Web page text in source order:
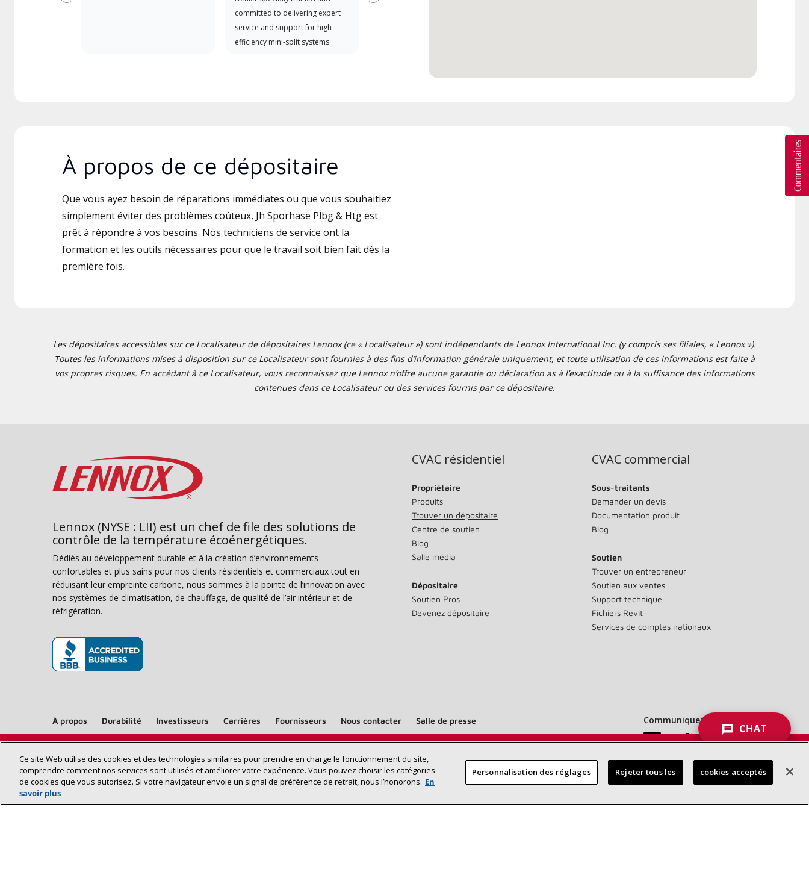
committed to delivering expert
service and support for high-
efficiency mini-split systems.
À propos de ce dépositaire
Que vous ayez besoin de réparations immédiates ou que vous souhaitiez
simplement éviter des problèmes coûteux, Jh Sporhase Plbg & Htg est
prêt à répondre à vos besoins. Nos techniciens de service ont la
formation et les outils nécessaires pour que le travail soit bien fait dès la
première fois.
Les dépositaires accessibles sur ce Localisateur de dépositaires Lennox (ce « Localisateur ») sont indépendants de Lennox International Inc. (y compris ses filiales, « Lennox »).
Toutes les informations mises à disposition sur ce Localisateur sont fournies à des fins d’information générale uniquement, et toute utilisation de ces informations est faite à
vos propres risques. En accédant à ce Localisateur, vous reconnaissez que Lennox n’offre aucune garantie ou déclaration as à l’exactitude ou à la suffisance des informations
contenues dans ce Localisateur ou des services fournis par ce dépositaire.
Trouvez un dépositaire Lennox près
de chez vous
DÉPOSITAIRES
Lennox (NYSE : LII) est un chef de file des solutions de
contrôle de la température écoénergétiques.
Dédiés au développement durable et à la création d’environnements
confortables et plus sains pour nos clients résidentiels et commerciaux tout en
réduisant leur empreinte carbone, nous sommes à la pointe de l’innovation avec
nos systèmes de climatisation, de chauffage, de qualité de l’air intérieur et de
réfrigération.
CVAC résidentiel
Propriétaire
Produits
Trouver un dépositaire
Centre de soutien
Blog
Salle média
Dépositaire
Soutien Pros
Devenez dépositaire
CVAC commercial
Sous-traitants
Demander un devis
Documentation produit
Blog
Soutien
Trouver un entrepreneur
Soutien aux ventes
Support technique
Fichiers Revit
Services de comptes nationaux
À propos Durabilité Investisseurs Carrières Fournisseurs Nous contacter Salle de presse Communiquez avec nous :
CHAT
Ce site Web utilise des cookies et des technologies similaires pour prendre en charge le fonctionnement du site,
comprendre comment nos services sont utilisés et améliorer votre expérience. Vous pouvez choisir les catégories
de cookies que vous autorisez. Si votre navigateur envoie un signal de préférence de retrait, nous l’honorons. En
savoir plus
Personnalisation des réglages Rejeter tous les cookies acceptés